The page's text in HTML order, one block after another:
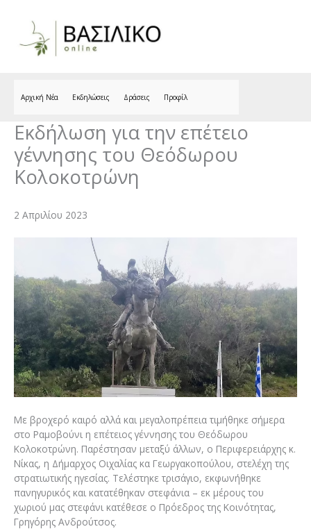
Αρχική Νέα Εκδηλώσεις Δράσεις Προφίλ
Εκδήλωση για την επέτειο
γέννησης του Θεόδωρου
Κολοκοτρώνη
2 Απριλίου 2023
Με βροχερό καιρό αλλά και μεγαλοπρέπεια τιμήθηκε σήμερα
στο Ραμοβούνι η επέτειος γέννησης του Θεόδωρου
Κολοκοτρώνη. Παρέστησαν μεταξύ άλλων, ο Περιφερειάρχης κ.
Νίκας, η Δήμαρχος Οιχαλίας κα Γεωργακοπούλου, στελέχη της
στρατιωτικής ηγεσίας. Τελέστηκε τρισάγιο, εκφωνήθηκε
πανηγυρικός και κατατέθηκαν στεφάνια – εκ μέρους του
χωριού μας στεφάνι κατέθεσε ο Πρόεδρος της Κοινότητας,
Γρηγόρης Ανδρούτσος.